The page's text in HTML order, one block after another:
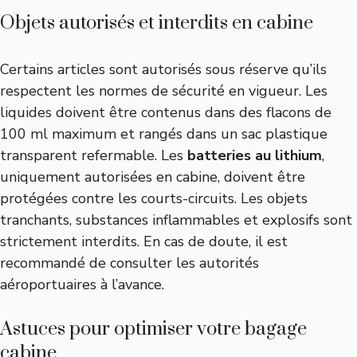
Objets autorisés et interdits en cabine
Certains articles sont autorisés sous réserve qu’ils
respectent les normes de sécurité en vigueur. Les
liquides doivent être contenus dans des flacons de
100 ml maximum et rangés dans un sac plastique
transparent refermable. Les batteries au lithium,
uniquement autorisées en cabine, doivent être
protégées contre les courts-circuits. Les objets
tranchants, substances inflammables et explosifs sont
strictement interdits. En cas de doute, il est
recommandé de consulter les autorités
aéroportuaires à l’avance.
Astuces pour optimiser votre bagage